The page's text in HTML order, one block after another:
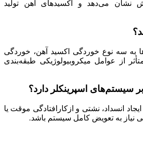
نشان می‌دهد و اکسیدهای آهن تولید
به سه نوع خوردگی اکسید آهن، خوردگی
از عوامل میکروبیولوژیکی طبقه‌بندی
سیستم‌های اسپرینکلر دارد؟
انسداد، نشتی و ازکارافتادگی موقت یا
به تعویض کامل سیستم باشد.